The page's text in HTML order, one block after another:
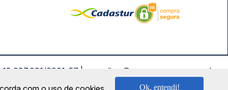
0001-57 | saconibus@queropassagem.com.br
Ok, entendi!